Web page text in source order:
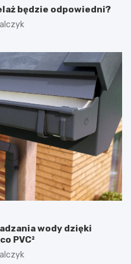
będzie odpowiedni?
wody dzięki
PVC²